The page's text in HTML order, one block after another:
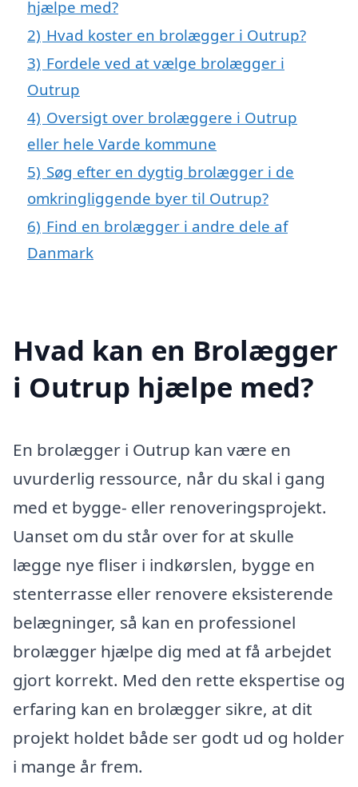
hjælpe med?
2) Hvad koster en brolægger i Outrup?
3) Fordele ved at vælge brolægger i
Outrup
4) Oversigt over brolæggere i Outrup
eller hele Varde kommune
5) Søg efter en dygtig brolægger i de
omkringliggende byer til Outrup?
6) Find en brolægger i andre dele af
Danmark
Hvad kan en Brolægger
i Outrup hjælpe med?
En brolægger i Outrup kan være en
uvurderlig ressource, når du skal i gang
med et bygge- eller renoveringsprojekt.
Uanset om du står over for at skulle
lægge nye fliser i indkørslen, bygge en
stenterrasse eller renovere eksisterende
belægninger, så kan en professionel
brolægger hjælpe dig med at få arbejdet
gjort korrekt. Med den rette ekspertise og
erfaring kan en brolægger sikre, at dit
projekt holdet både ser godt ud og holder
i mange år frem.